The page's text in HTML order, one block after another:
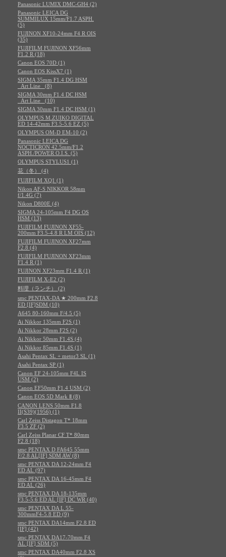
Panasonic LUMIX DMC-GH4 (2)
Panasonic LEICA DG
SUMMILUX 15mm/F1.7 ASPH.
(5)
FUJINON XF10-24mm F4 R OIS
(35)
FUJIFILM FUJINON XF56mm
F1.2 R (18)
Canon EOS 70D (1)
Canon EOS KissX7 (1)
SIGMA 35mm F1.4 DG HSM
_Art Line_ (8)
SIGMA 30mm F1.4 DC HSM
_Art Line_ (10)
SIGMA 30mm F1.4 DC HSM (1)
OLYMPUS M.ZUIKO DIGITAL
ED 14-42mm F3.5-5.6 EZ (5)
OLYMPUS OM-D EM-10 (2)
Panasonic LEICA DG
NOCTICRON 42.5mm/F1.2
ASPH./POWER O.I.S. (5)
OLYMPUS STYLUS1 (1)
花（冬） (4)
FUJIFILM XQ1 (1)
Nikon AF-S NIKKOR 58mm
f/1.4G (7)
Nikon D800E (4)
SIGMA 24-105mm F4 DG OS
HSM (13)
FUJIFILM FUJINON XF55-
200mm F3.5-4.8 R LM OIS (12)
FUJIFILM FUJINON XF27mm
F2.8 (4)
FUJIFILM FUJINON XF23mm
F1.4 R (1)
FUJINON XF23mm F1.4 R (1)
FUJIFILM X-E2 (2)
料理（ランチ） (2)
smc PENTAX-DA ★ 200mm F2.8
ED [IF]SDM (10)
A645 80-160mm F/4.5 (5)
Ai Nikkor 135mm F2S (1)
Ai Nikkor 28mm F2S (2)
Ai Nikkor 50mm F1.4S (4)
Ai Nikkor 85mm F1.4S (1)
Asahi Pentax SL + metor3 SL (1)
Asahi Pentax SP (1)
Canon EF 24-105mm F4L IS
USM (2)
Canon EF50mm F1.4 USM (2)
Canon EOS 5D Mark Ⅱ (8)
CANON LENS 50mm F1.8
II(S39)(1956) (1)
Carl Zeiss Distagon T* 18mm
F3.5 ZF (2)
Carl Zeiss Planar CF T* 80mm
F2.8 (18)
smc PENTAX D FA645 55mm
F/2.8 AL[IF] SDM AW (8)
smc PENTAX DA 12-24mm F4
ED AL (97)
smc PENTAX DA 16-45mm F4
ED AL (26)
smc PENTAX DA 18-135mm
F3.5-5.6 ED AL [IF] DC WR (40)
smc PENTAX DA L 55-
300mmF4-5.8 ED (9)
smc PENTAX DA14mm F2.8 ED
[IF] (42)
smc PENTAX DA17-70mm F4
AL [IF] SDM (5)
smc PENTAX DA40mm F2.8 XS